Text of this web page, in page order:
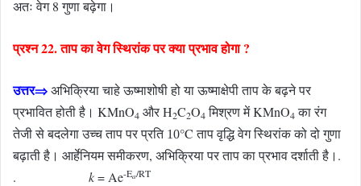
अतः वेग 8 गुणा बढ़ेगा।
प्रश्न 22. ताप का वेग स्थिरांक पर क्या प्रभाव होगा ?
उत्तर⇒अभिक्रिया चाहे ऊष्माशोषी हो या ऊष्माक्षेपी ताप के बढ़ने पर
प्रभावित होती है। KMnO4 और H2C2O4मिश्रण में KMnO4का रंग
तेजी से बदलेगा उच्च ताप पर प्रति 10°C ताप वृद्धि वेग स्थिरांक को दो गुणा
बढ़ाती है। आर्हेनियम समीकरण, अभिक्रिया पर ताप का प्रभाव दर्शाती है।.
. k= Ae-Ea/RT